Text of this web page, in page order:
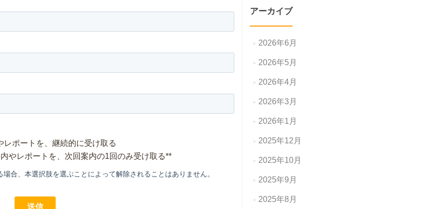
アーカイブ
2026年6月
2026年5月
2026年4月
2026年3月
2026年1月
2025年12月
2025年10月
2025年9月
2025年8月